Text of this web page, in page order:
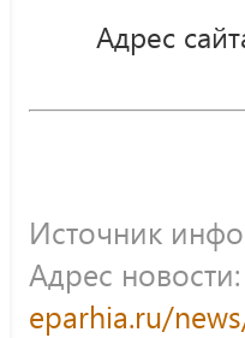
Адрес
Источник
Адрес новости:
eparhia.ru/